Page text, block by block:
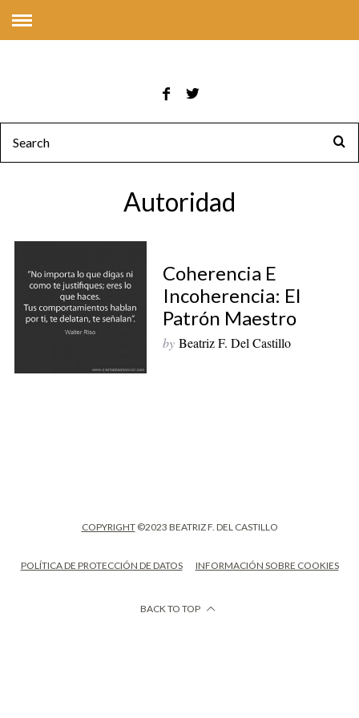
Autoridad
Coherencia E
Incoherencia: El
Patrón Maestro
by Beatriz F. Del Castillo
COPYRIGHT©2023 BEATRIZ F. DEL CASTILLO
POLÍTICA DE PROTECCIÓN DE DATOS INFORMACIÓN SOBRE COOKIES
BACK TO TOP